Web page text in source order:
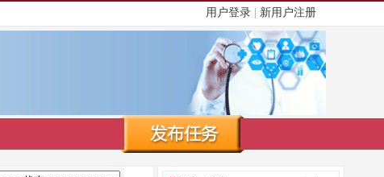
用户登录 新用户注册
关于本任务在线的几点说...
春节到了，祝各位用户身...
热烈欢迎新老用户参与项...